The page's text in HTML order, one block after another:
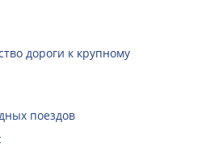
дороги к крупному
поездов